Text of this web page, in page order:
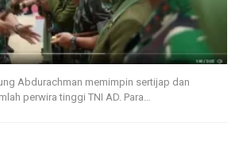
Abdurachman memimpin sertijap dan
perwira tinggi TNI AD. Para…